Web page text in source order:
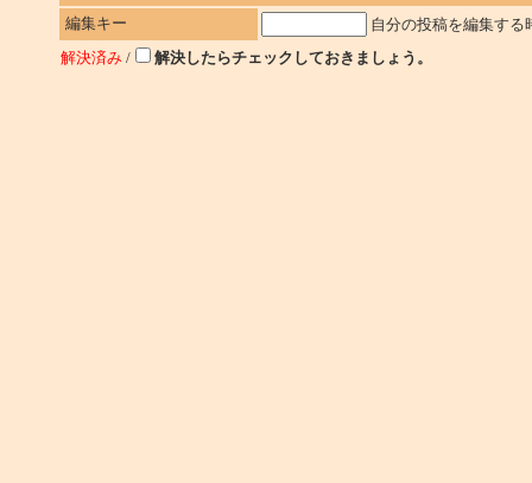
編集キー
自分の投稿を編集す
解決済み / 解決したらチェックしておきましょう。